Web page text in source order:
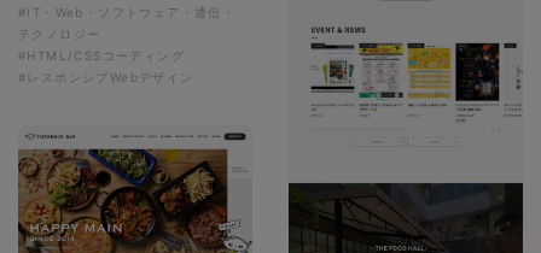
#IT・Web・ソフトウェア・通信・
テクノロジー
#HTML/CSSコーディング
#レスポンシブWebデザイン